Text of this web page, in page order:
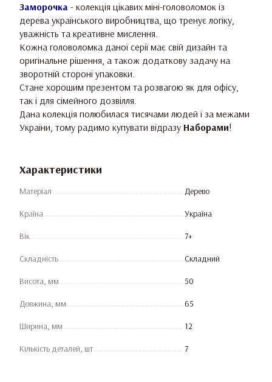
Заморочка - колекція цікавих міні-головоломок із
дерева українського виробництва, що тренує логіку,
уважність та креативне мислення.
Кожна головоломка даної серії має свій дизайн та
оригінальне рішення, а також додаткову задачу на
зворотній стороні упаковки.
Стане хорошим презентом та розвагою як для офісу,
так і для сімейного дозвілля.
Дана колекція полюбилася тисячами людей і за межами
України, тому радимо купувати відразу Наборами!
Характеристики
Матеріал Дерево
Країна Україна
Вік 7+
Складність Складний
Висота, мм 50
Довжина, мм 65
Ширина, мм 12
Кількість деталей, шт 7